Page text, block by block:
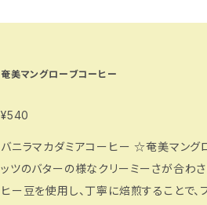
奄美マングローブコーヒー
¥540
バニラマカダミアコーヒー ☆奄美マングローブコーヒーは、酸味が無くバニラの香ばしさマカダミアナ
ッツのバターの様なクリーミーさが合わ
ヒー豆を使用し、丁寧に焙煎することで